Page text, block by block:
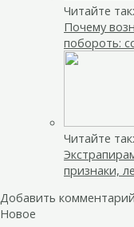
Читайте
Почему
побороть:
Читайте
признаки,
Добавить комментарий
Новое